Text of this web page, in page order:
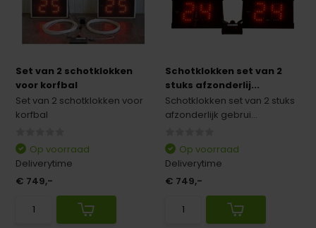
Set van 2 schotklokken
voor korfbal
Set van 2 schotklokken voor
korfbal
Op voorraad
Deliverytime
€ 749,-
Schotklokken set van 2
stuks afzonderlij...
Schotklokken set van 2 stuks
afzonderlijk gebrui...
Op voorraad
Deliverytime
€ 749,-